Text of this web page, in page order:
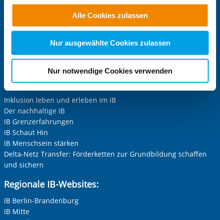
Funktionen für diese Zwecke aktiviert sind, müssen Sie
alle Cookie-Kategorien auswählen. Sie können mittels
nachfolgender Buttons über Ihre Einwilligung für diese
Zwecke entscheiden und Ihre erteilte Einwilligung stets
für die Zukunft widerrufen. Bitte beachten Sie: Ihre
Cookies, die erforderlich zur Bereitstellung der von Ihnen
aufgerufenen und somit gewünschten Website-
Funktionen sind. Diese Cookies setzen wir aufgrund
berechtigter Interessen und daher unabhängig von einer
Einwilligung.
Alle Cookies zulassen
Nur ausgewählte Cookies zulassen
Nur notwendige Cookies verwenden
IB Jugendmigrationsdienste
IB-Stiftungen:
IB-Stiftung
Projekt-Websites:
Inklusion leben und erleben im IB
Der nachhaltige IB
IB Grenzerfahrungen
IB Schaut Hin
IB Menschsein stärken
Delta-Netz Transfer: Förderketten zur Grundbildung schaffen
und sichern
Regionale IB-Websites:
IB Berlin-Brandenburg
IB Mitte